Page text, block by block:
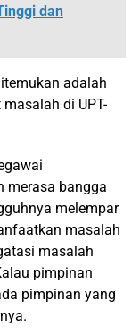
dan
adalah
di UPT-
merasa bangga
melempar
masalah
masalah
pimpinan
pimpinan yang